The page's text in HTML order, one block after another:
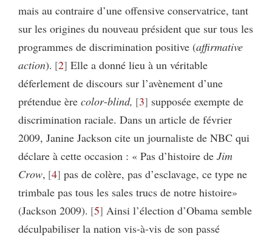
mais au contraire d’une offensive conservatrice, tant
sur les origines du nouveau président que sur tous les
programmes de discrimination positive (affirmative
action). 2 Elle a donné lieu à un véritable
déferlement de discours sur l’avènement d’une
prétendue ère color-blind, 3 supposée exempte de
discrimination raciale. Dans un article de février
2009, Janine Jackson cite un journaliste de NBC qui
déclare à cette occasion : « Pas d’histoire de Jim
Crow, 4 pas de colère, pas d’esclavage, ce type ne
trimbale pas tous les sales trucs de notre histoire»
(Jackson 2009). 5 Ainsi l’élection d’Obama semble
déculpabiliser la nation vis-à-vis de son passé